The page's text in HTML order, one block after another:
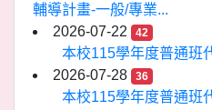
輔導計畫-一般/專業...
2026-07-22
42
本校115學年度普通班
2026-07-28
36
本校115學年度普通班